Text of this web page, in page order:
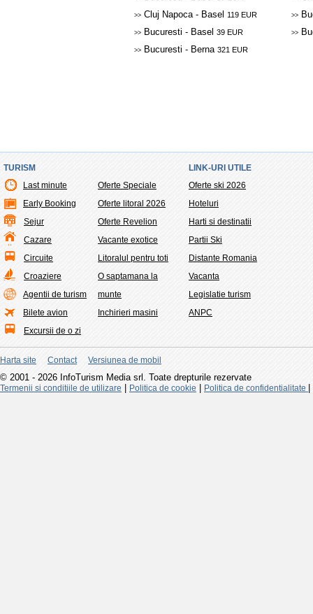
>> Cluj Napoca - Basel 119 EUR >>
>> Bucuresti - Basel 39 EUR >>
>> Bucuresti - Berna 321 EUR
TURISM
Last minute
Early Booking
Sejur
Cazare
Circuite
Croaziere
Agentii de turism
Bilete avion
Excursii de o zi
Oferte Speciale
Oferte litoral 2026
Oferte Revelion
Vacante exotice
Litoralul pentru toti
O saptamana la
munte
Inchirieri masini
LINK-URI UTILE
Oferte ski 2026
Hoteluri
Harti si destinatii
Partii Ski
Distante Romania
Vacanta
Legislatie turism
ANPC
Harta site Contact Versiunea de mobil
© 2001 - 2026 InfoTurism Media srl. Toate drepturile rezervate
Termenii si conditiile de utilizare Politica de cookie Politica de confidentialitate